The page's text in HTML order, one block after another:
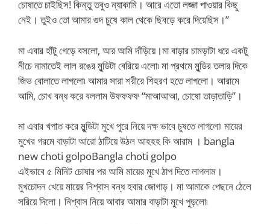
চোষাতে চাইছিস! কিন্তু তবুও ন্যাকামি। আরে এতো লজ্জা পাওয়ার কিছু
নেই। তুইও তো আমার গুদ চুষে কাল থেকে ছিবড়ে করে দিয়েছিস।”
মা এবার হাঁটু গেড়ে বসলো, আর আমি দাঁড়িয়ে।মা বাড়ার চামড়াটা ধরে একটু
নীচে নামাতেই লাল রঙের মুন্ডিটা বেরিয়ে এলো৷ মা প্রথমে মুন্ডির তলার দিকে
জিভ বোলাতে লাগলো৷ আমার সারা শরীরে শিহরণ হতে লাগলো। আরামে
আমি, চোখ বন্ধ করে বললাম উফফফফ “মাআআআ, চোষো তাড়াতাড়ি”।
মা এবার খপাত করে মুন্ডিটা মুখে পুরে নিয়ে দক্ষ ভাবে চুষতে লাগলো৷ মায়ের
মুখের গরমে বাড়াটা আরো ঠাটিয়ে উঠল আহহহ কি আরাম । bangla
new choti golpoBangla choti golpo
এইভাবে ৫ মিনিট চোষার পর আমি মায়ের মুখে ঠাপ দিতে লাগলাম।
মুখচোদন খেয়ে মায়ের নিশ্বাস বন্ধ হবার জোগাড়। মা আমাকে পেছনে ঠেলে
সরিয়ে দিলো। নিশ্বাস নিয়ে আবার আমার বাড়াটা মুখে পুড়লো৷